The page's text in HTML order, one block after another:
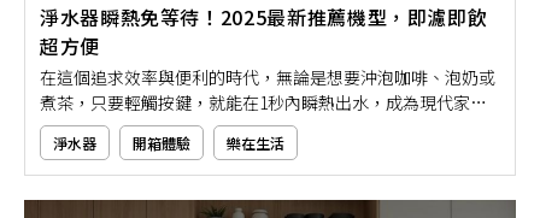
淨水器瞬熱免等待！2025最新推薦機型，即濾即飲
超方便
在這個追求效率與便利的時代，無論是想要沖泡咖啡、泡奶或
煮茶，只要輕觸按鍵，就能在1秒內瞬熱出水，成為現代家庭
廚房不可或缺的智慧家電。且瞬熱式淨水器因其「即濾即熱」
的特色，不僅免除漫長等待，更可結合多重濾心淨化功能，讓
你喝下的每一口水都純淨又安心。但市面上淨水器機型眾多，
究竟該如何挑選？就讓專家用本文推薦給你吧！
淨水器 開箱體驗 樂在生活